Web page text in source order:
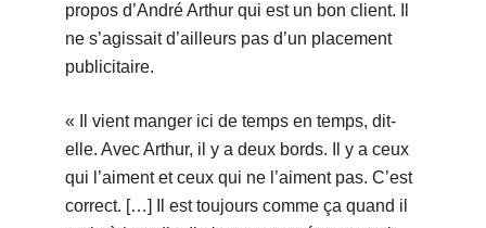
propos d’André Arthur qui est un bon client. Il
ne s’agissait d’ailleurs pas d’un placement
publicitaire.
« Il vient manger ici de temps en temps, dit-
elle. Avec Arthur, il y a deux bords. Il y a ceux
qui l’aiment et ceux qui ne l’aiment pas. C’est
correct. […] Il est toujours comme ça quand il